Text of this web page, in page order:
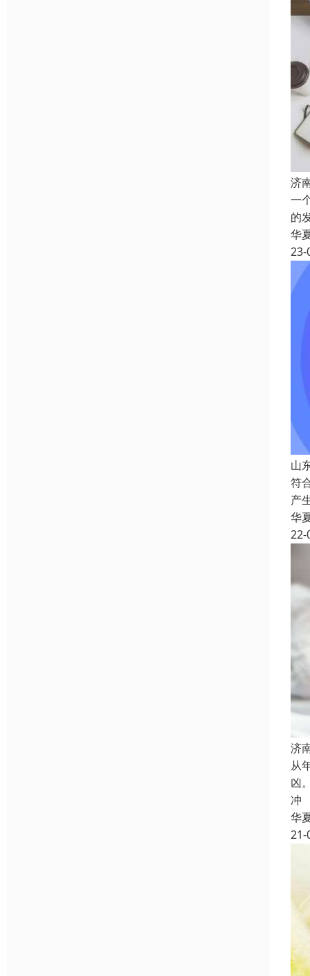
济
一
的
华
23-
山
符
产
华
22-
济
从
凶
冲
华
21-